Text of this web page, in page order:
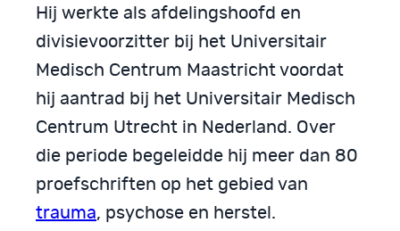
Hij werkte als afdelingshoofd en
divisievoorzitter bij het Universitair
Medisch Centrum Maastricht voordat
hij aantrad bij het Universitair Medisch
Centrum Utrecht in Nederland. Over
die periode begeleidde hij meer dan 80
proefschriften op het gebied van
trauma, psychose en herstel.